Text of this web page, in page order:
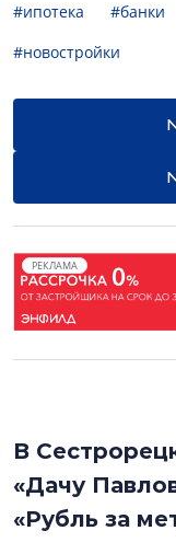
#ипотека #банки
#новостройки
РЕКЛАМА
В
«Дачу
«Рубль за